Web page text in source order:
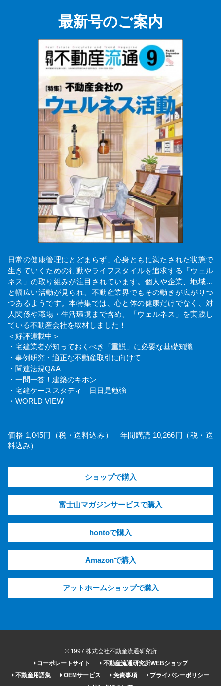
最新号のご案内
日常の健康管理にとどまらず、心身ともに満たされた状態で
生きていくための行動やライフスタイルを追求する「ウェル
ネス」の取り組みが注目されています。個人や企業、地域…
と幅広い活動が見られ、不動産業界でもその動きが広がりつ
つあるようです。本特集では、心と体の健康だけでなく、対
人関係や職場・生活環境まで含め、「ウェルネス」を実践し
ている不動産会社を取材しました！
＜好評連載中＞
・宅建業者が知っておくべき「重説」に必要な基礎知識
・事例研究・適正な不動産取引に向けて
・関連法規Q&A
・一問一答！建築のキホン
・宅建ケーススタディ 日日是勉強
・WORLD VIEW
価格 1,045円（税・送料込み） 年間購読 10,266円（税・送
料込み）
ショップで購入
富士山マガジンサービスで購入
hontoで購入
Amazonで購入
アットホームショップで購入
© 1997 株式会社不動産流通研究所
コーポレートサイト
不動産流通研究所WEBショップ
不動産用語集
OEMサービス 免責事項
プライバシーポリシー